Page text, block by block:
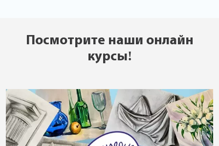
Посмотрите наши онлайн
курсы!